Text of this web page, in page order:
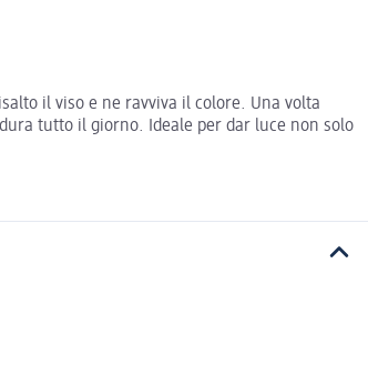
il viso e ne ravviva il colore. Una volta
tutto il giorno. Ideale per dar luce non solo